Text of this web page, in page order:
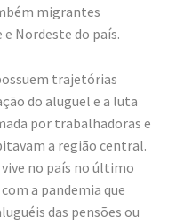
migrantes
Nordeste do país.
trajetórias
do aluguel e a luta
por trabalhadoras e
a região central.
no país no último
a pandemia que
das pensões ou